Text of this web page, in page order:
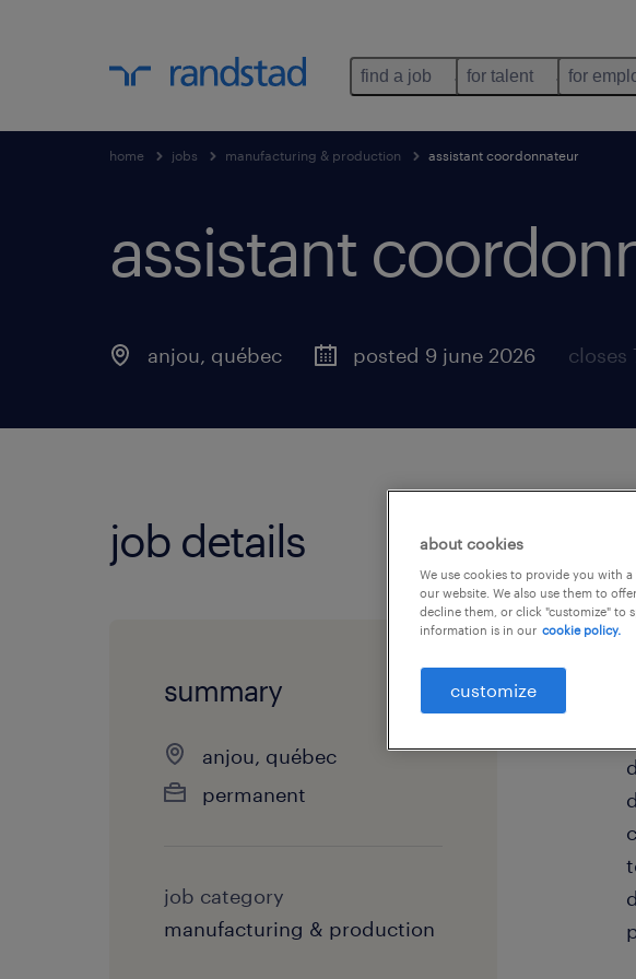
find a job for talent for
home jobs manufacturing & production assistant coordonnateur
assistant
anjou, québec posted 9 june 2026 closes
job details
summary
anjou, québec
permanent
job category
manufacturing & production
about cookies
We use cookies to provide you with
our website. We also use them to
decline them, or click "customize" to
information is in our cookie policy.
customize